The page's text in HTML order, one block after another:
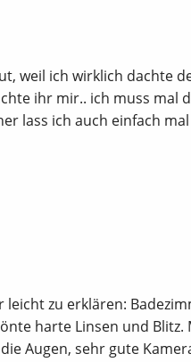
weil ich wirklich dachte
ihr mir.. ich muss mal
lass ich auch einfach
zu erklären:
harte Linsen und
Augen, sehr gute